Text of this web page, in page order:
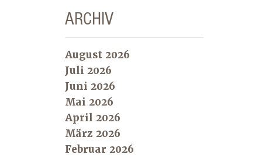
ARCHIV
August 2026
Juli 2026
Juni 2026
Mai 2026
April 2026
März 2026
Februar 2026